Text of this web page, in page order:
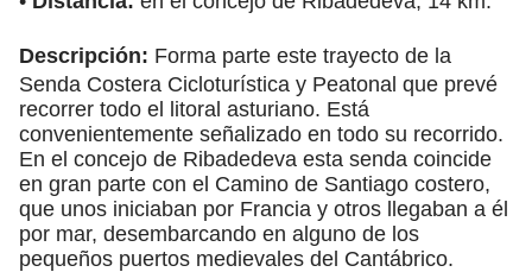
Descripción: Forma parte este trayecto de la
Senda Costera Cicloturística y Peatonal que prevé
recorrer todo el litoral asturiano. Está
convenientemente señalizado en todo su recorrido.
En el concejo de Ribadedeva esta senda coincide
en gran parte con el Camino de Santiago costero,
que unos iniciaban por Francia y otros llegaban a él
por mar, desembarcando en alguno de los
pequeños puertos medievales del Cantábrico.